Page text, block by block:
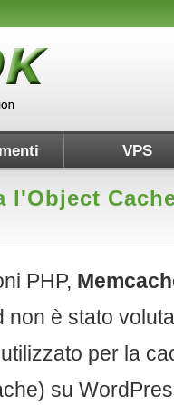
VPS
l'Object
PHP,
non è stato
per la
su